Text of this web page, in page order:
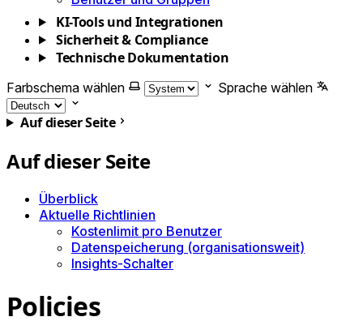
KI-Tools und Integrationen
Sicherheit & Compliance
Technische Dokumentation
Farbschema wählen Sprache wählen
Auf dieser Seite
Auf dieser Seite
Überblick
Aktuelle Richtlinien
Kostenlimit pro Benutzer
Datenspeicherung (organisationsweit)
Insights-Schalter
Policies